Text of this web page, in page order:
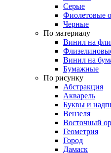
Серые
Фиолетовые
Черные
По материалу
Винил на
Винил на
Бумажные
По рисунку
Абстракция
Акварель
Буквы и
Вензеля
Восточный
Геометрия
Город
Дамаск